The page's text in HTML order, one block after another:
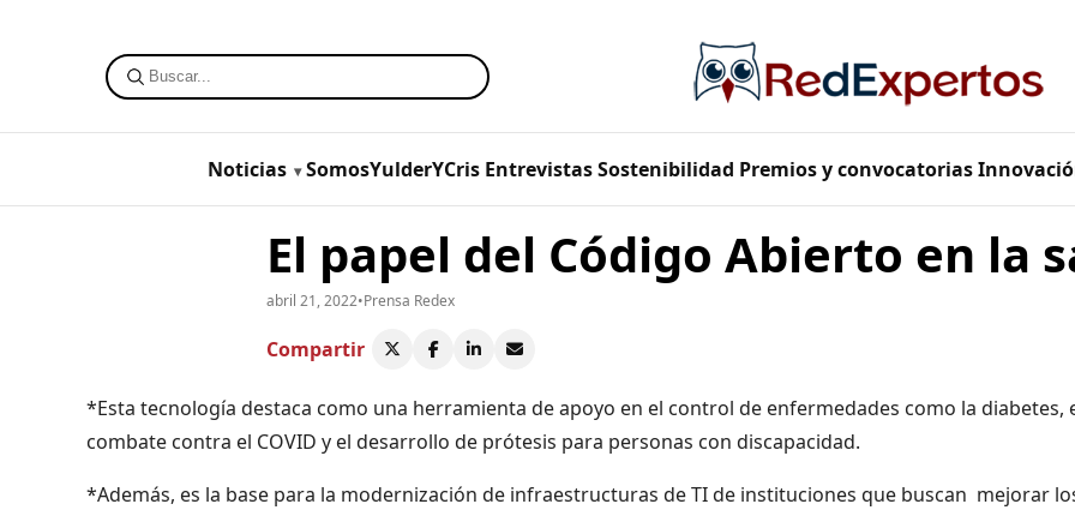
Noticias SomosYulderYCris Entrevistas Sostenibilidad Premios y convocatorias
El papel del Código Abierto en la
abril 21, 2022•Prensa Redex
Compartir
*Esta tecnología destaca como una herramienta de apoyo en el control de enfermedades como la diabetes,
combate contra el COVID y el desarrollo de prótesis para personas con discapacidad.
*Además, es la base para la modernización de infraestructuras de TI de instituciones que buscan mejorar